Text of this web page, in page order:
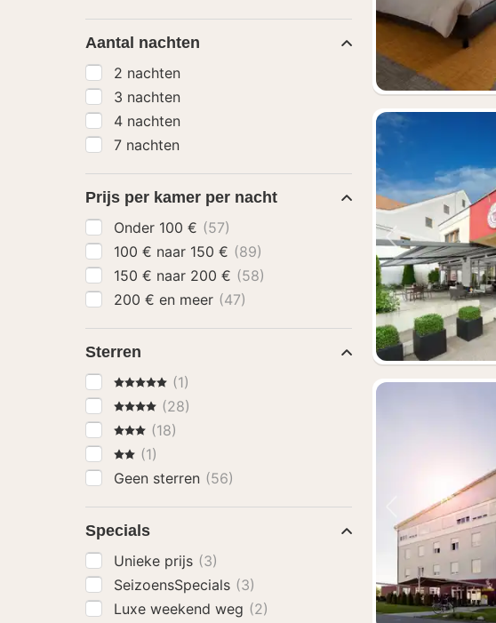
Vorige foto
Vorige foto
Aantal nachten
2 nachten
3 nachten
4 nachten
7 nachten
Prijs per kamer per nacht
Onder 100 € (57)
100 € naar 150 € (89)
150 € naar 200 € (58)
200 € en meer (47)
Sterren
5 Sterren(1)
4 Sterren(28)
3 Sterren
(18)
2 Sterren
(1)
Geen sterren (56)
Specials
Unieke prijs (3)
SeizoensSpecials (3)
Luxe weekend weg (2)